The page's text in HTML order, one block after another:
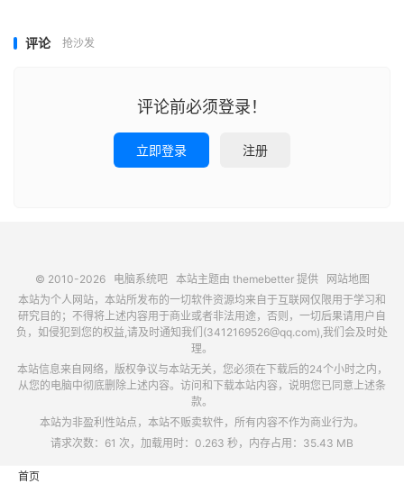
评论 抢沙发
评论前必须登录！
立即登录 注册
© 2010-2026 电脑系统吧本站主题由 themebetter提供
网站地图
本站为个人网站，本站所发布的一切软件资源均来自于互联网仅限用于学习和
研究目的；不得将上述内容用于商业或者非法用途，否则，一切后果请用户自
负，如侵犯到您的权益,请及时通知我们(3412169526@qq.com),我们会及时处
理。
本站信息来自网络，版权争议与本站无关，您必须在下载后的24个小时之内，
从您的电脑中彻底删除上述内容。访问和下载本站内容，说明您已同意上述条
款。
本站为非盈利性站点，本站不贩卖软件，所有内容不作为商业行为。
请求次数：61 次，加载用时：0.263 秒，内存占用：35.43 MB
首页